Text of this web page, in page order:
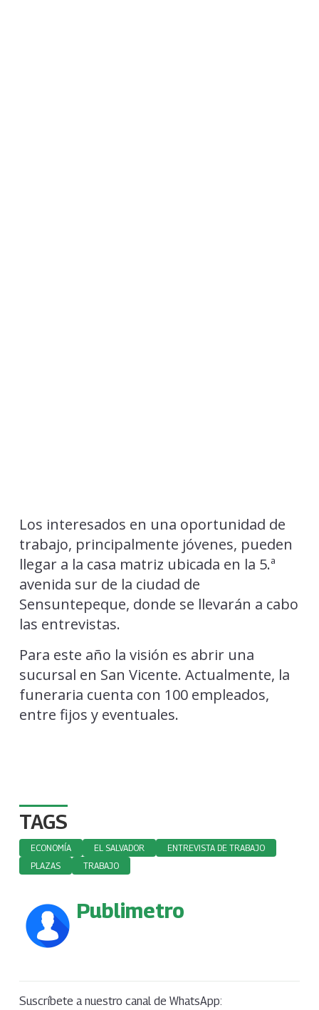
Los interesados en una oportunidad de
trabajo, principalmente jóvenes, pueden
llegar a la casa matriz ubicada en la 5.ª
avenida sur de la ciudad de
Sensuntepeque, donde se llevarán a cabo
las entrevistas.
Para este año la visión es abrir una
sucursal en San Vicente. Actualmente, la
funeraria cuenta con 100 empleados,
entre fijos y eventuales.
TAGS
ECONOMÍA EL SALVADOR
ENTREVISTA DE TRABAJO
PLAZAS
TRABAJO
Publimetro
Suscríbete a nuestro canal de WhatsApp: